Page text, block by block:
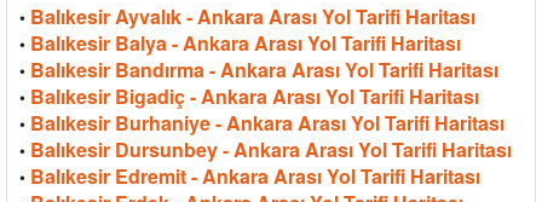
• Balıkesir Ayvalık - Ankara Arası Yol Tarifi Haritası
• Balıkesir Balya - Ankara Arası Yol Tarifi Haritası
• Balıkesir Bandırma - Ankara Arası Yol Tarifi Haritası
• Balıkesir Bigadiç - Ankara Arası Yol Tarifi Haritası
• Balıkesir Burhaniye - Ankara Arası Yol Tarifi Haritası
• Balıkesir Dursunbey - Ankara Arası Yol Tarifi Haritası
• Balıkesir Edremit - Ankara Arası Yol Tarifi Haritası